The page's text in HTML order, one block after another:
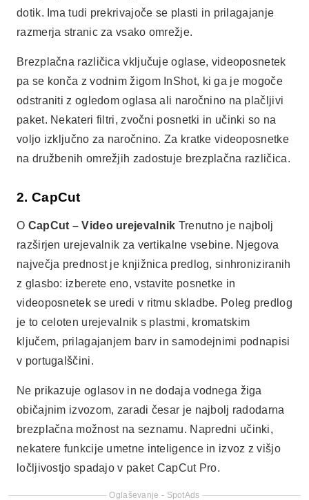
dotik. Ima tudi prekrivajoče se plasti in prilagajanje
razmerja stranic za vsako omrežje.
Brezplačna različica vključuje oglase, videoposnetek
pa se konča z vodnim žigom InShot, ki ga je mogoče
odstraniti z ogledom oglasa ali naročnino na plačljivi
paket. Nekateri filtri, zvočni posnetki in učinki so na
voljo izključno za naročnino. Za kratke videoposnetke
na družbenih omrežjih zadostuje brezplačna različica.
2. CapCut
O CapCut – Video urejevalnik Trenutno je najbolj
razširjen urejevalnik za vertikalne vsebine. Njegova
največja prednost je knjižnica predlog, sinhroniziranih
z glasbo: izberete eno, vstavite posnetke in
videoposnetek se uredi v ritmu skladbe. Poleg predlog
je to celoten urejevalnik s plastmi, kromatskim
ključem, prilagajanjem barv in samodejnimi podnapisi
v portugalščini.
Ne prikazuje oglasov in ne dodaja vodnega žiga
običajnim izvozom, zaradi česar je najbolj radodarna
brezplačna možnost na seznamu. Napredni učinki,
nekatere funkcije umetne inteligence in izvoz z višjo
ločljivostjo spadajo v paket CapCut Pro.
Oglaševanje - SpotAds